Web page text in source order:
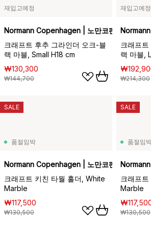
재입고예정
Normann Copenhagen | 노만코펜하겐
크래프트 후추 그라인더 오크-블
랙 마블, Small H18 cm
₩130,300
₩144,700
재입고예정
크래프
랙 마블,
₩214,300
품절임박
Normann Copenhagen | 노만코펜하겐
크래프트 키친 타월 홀더, White
Marble
₩117,500
₩130,500
SALE
품절임
크래프
Marble
₩130,500
SALE